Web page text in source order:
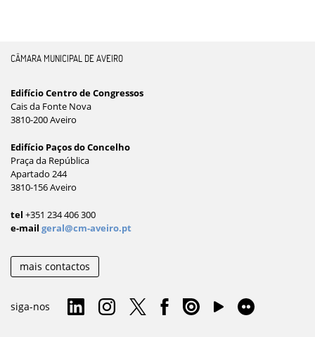
CÂMARA MUNICIPAL DE AVEIRO
Edifício Centro de Congressos
Cais da Fonte Nova
3810-200 Aveiro
Edifício Paços do Concelho
Praça da República
Apartado 244
3810-156 Aveiro
tel +351 234 406 300
e-mail geral@cm-aveiro.pt
mais contactos
siga-nos